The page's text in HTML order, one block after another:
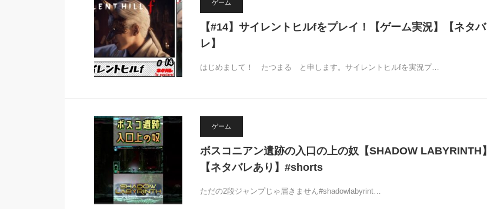
ゲーム
【#14】サイレントヒルfをプレイ！【ゲーム実況】【ネタバ
レ】
はじめまして！ たつまる と申します。サイレントヒルfを実況プ…
ゲーム
ボスコニアン遺跡の入口の上の奴【SHADOW LABYRINTH】
【ネタバレあり】#shorts
ただの2段ジャンプじゃ届きません#shadowlabyrint…